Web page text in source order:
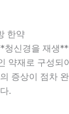
한약
신경을 재생
약재로 구성되
증상이 점차
.